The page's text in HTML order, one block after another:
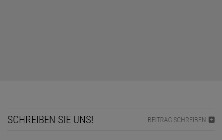
SCHREIBEN SIE UNS! BEITRAG SCHREIBEN